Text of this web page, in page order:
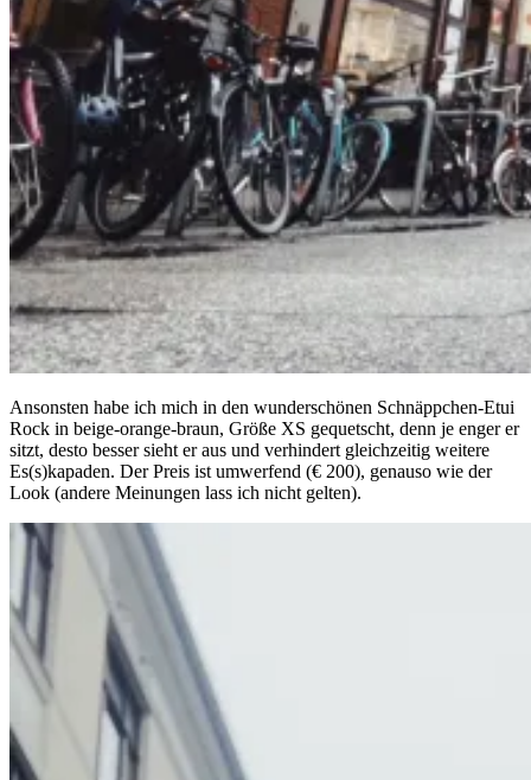
Ansonsten habe ich mich in den wunderschönen Schnäppchen-Etui
Rock in beige-orange-braun, Größe XS gequetscht, denn je enger er
sitzt, desto besser sieht er aus und verhindert gleichzeitig weitere
Es(s)kapaden. Der Preis ist umwerfend (€ 200), genauso wie der
Look (andere Meinungen lass ich nicht gelten).